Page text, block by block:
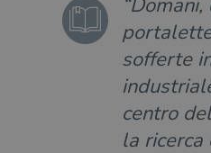
sofferte
centro
la